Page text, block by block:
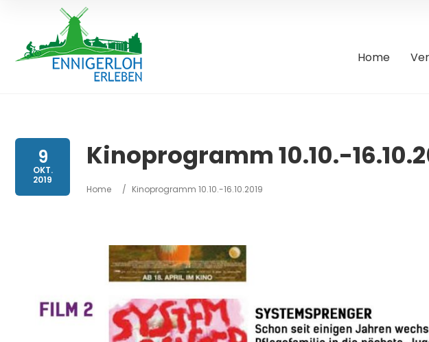
Home
9
OKT.
2019
Kinoprogramm 10.10.-
Home / Kinoprogramm 10.10.-16.10.2019